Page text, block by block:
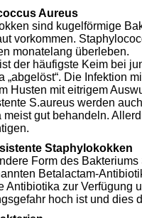
Aureus
sind kugelförmige
vorkommen.
monatelang überleben.
der häufigste Keim bei
„abgelöst“. Die Infektion
Husten mit eitrigem
S.aureus werden
meist gut behandeln.
Staphylokokken
Form des
Betalactam-
Antibiotika zur Verfügung
hoch ist und dies